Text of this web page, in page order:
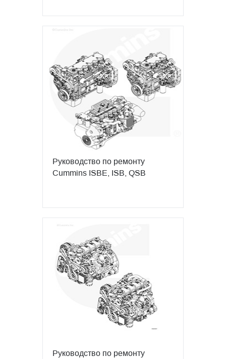
Руководство по ремонту
Cummins ISBE, ISB, QSB
Руководство по ремонту